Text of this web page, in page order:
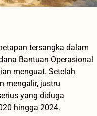
tersangka dalam
Bantuan Operasional
menguat. Setelah
mengalir, justru
yang diduga
hingga 2024.